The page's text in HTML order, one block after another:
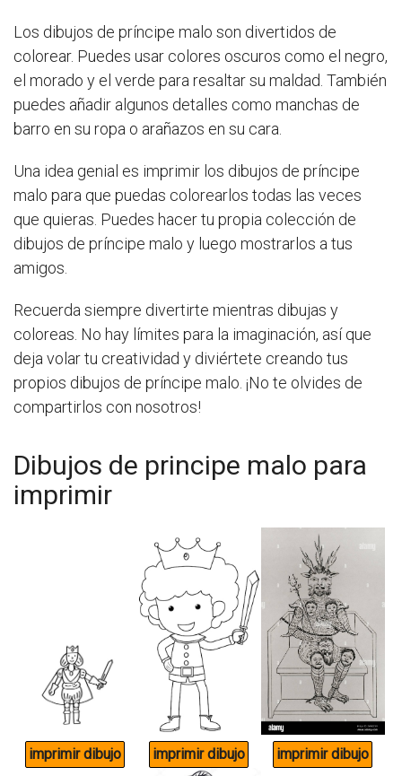
Los dibujos de príncipe malo son divertidos de
colorear. Puedes usar colores oscuros como el negro,
el morado y el verde para resaltar su maldad. También
puedes añadir algunos detalles como manchas de
barro en su ropa o arañazos en su cara.
Una idea genial es imprimir los dibujos de príncipe
malo para que puedas colorearlos todas las veces
que quieras. Puedes hacer tu propia colección de
dibujos de príncipe malo y luego mostrarlos a tus
amigos.
Recuerda siempre divertirte mientras dibujas y
coloreas. No hay límites para la imaginación, así que
deja volar tu creatividad y diviértete creando tus
propios dibujos de príncipe malo. ¡No te olvides de
compartirlos con nosotros!
Dibujos de principe malo para
imprimir